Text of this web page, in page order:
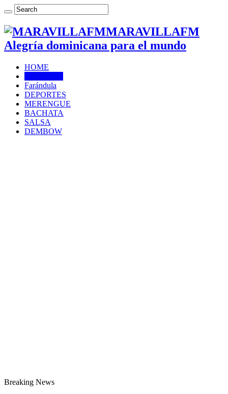
MARAVILLAFM
Alegría dominicana para el mundo
HOME
Farándula
DEPORTES
MERENGUE
BACHATA
SALSA
DEMBOW
Breaking News